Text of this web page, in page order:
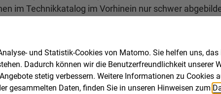
im Technikkatalog im Vorhinein nur schwer
Dienstleistungsunternehmen im Bereich
auf Basis der ersten Praxiserfahrungen
-------------
und Statistik-Cookies von Matomo. Sie helfen uns,
Dadurch können wir die Benutzerfreundlichkeit unserer
stetig verbessern. Weitere Informationen zu Cookies
gesammelten Daten, finden Sie in unseren Hinweisen zum